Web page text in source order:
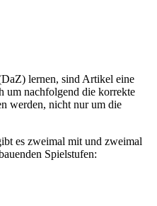
lernen, sind Artikel eine
um nachfolgend die korrekte
werden, nicht nur um die
es zweimal mit und zweimal
Spielstufen: